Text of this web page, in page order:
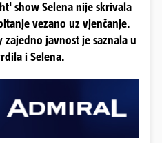
show Selena nije skrivala
vezano uz vjenčanje.
zajedno javnost je saznala u
i Selena.